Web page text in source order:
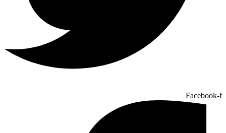
Facebook-f